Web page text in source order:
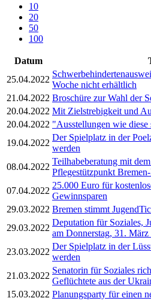
10
20
50
100
Datum
25.04.2022
Woche nicht erhältlich
21.04.2022 Broschüre zur Wahl der
20.04.2022 Mit Zielstrebigkeit und
20.04.2022 "Ausstellungen wie
19.04.2022
Der Spielplatz in der
werden
08.04.2022
Teilhabeberatung mit
Pflegestützpunkt
07.04.2022
25.000 Euro für
Gewinnsparen
29.03.2022 Bremen stimmt
29.03.2022
Deputation für Soziales,
am Donnerstag, 31. März
23.03.2022
Der Spielplatz in der
werden
21.03.2022
Senatorin für Soziales
Geflüchtete aus der
15.03.2022 Planungsparty für einen